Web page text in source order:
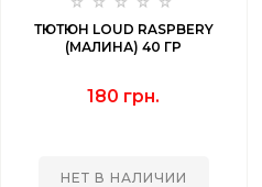
ТЮТЮН LOUD RASPBERY
(МАЛИНА) 40 ГР
180 грн.
НЕТ В НАЛИЧИИ